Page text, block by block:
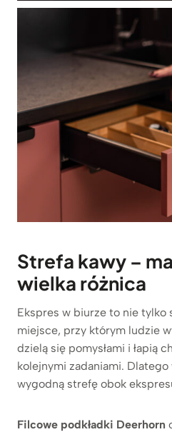
Strefa kawy –
wielka różnica
Ekspres w biurze to nie tylko
miejsce, przy którym ludzie
dzielą się pomysłami i łapią
kolejnymi zadaniami. Dlatego
wygodną strefę obok
Filcowe podkładki Deerhorn